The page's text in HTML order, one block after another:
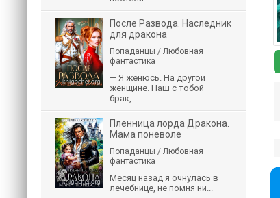
После Развода. Наследник
для дракона
Попаданцы / Любовная
фантастика
— Я женюсь. На другой
женщине. Наш с тобой
брак,...
Пленница лорда Дракона.
Мама поневоле
Попаданцы / Любовная
фантастика
Месяц назад я очнулась в
лечебнице, не помня ни...